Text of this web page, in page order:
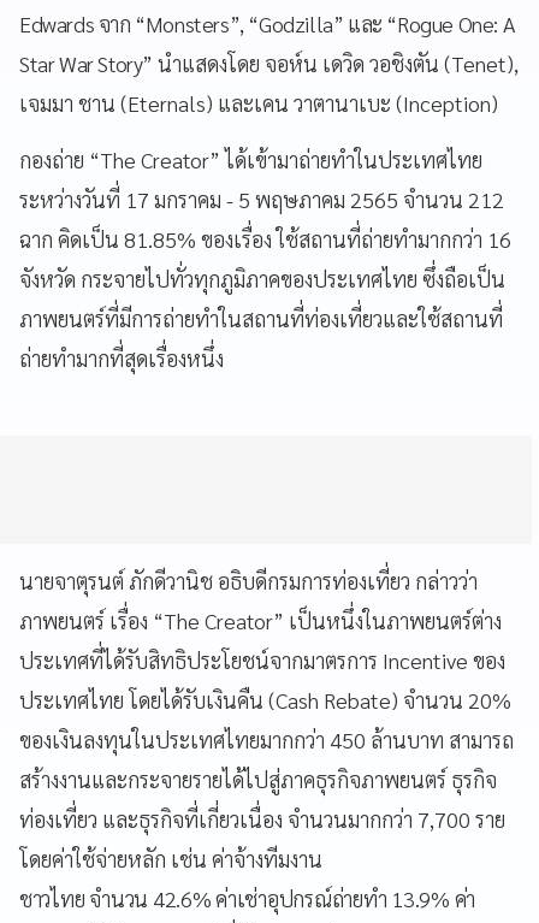
Edwards จาก “Monsters”, “Godzilla” และ “Rogue One: A
Star War Story” นำแสดงโดย จอห์น เดวิด วอชิงตัน (Tenet),
เจมมา ชาน (Eternals) และเคน วาตานาเบะ (Inception)
กองถ่าย “The Creator” ได้เข้ามาถ่ายทำในประเทศไทย
ระหว่างวันที่ 17 มกราคม - 5 พฤษภาคม 2565 จำนวน 212
ฉาก คิดเป็น 81.85% ของเรื่อง ใช้สถานที่ถ่ายทำมากกว่า 16
จังหวัด กระจายไปทั่วทุกภูมิภาคของประเทศไทย ซึ่งถือเป็น
ภาพยนตร์ที่มีการถ่ายทำในสถานที่ท่องเที่ยวและใช้สถานที่
ถ่ายทำมากที่สุดเรื่องหนึ่ง
นายจาตุรนต์ ภักดีวานิช อธิบดีกรมการท่องเที่ยว กล่าวว่า
ภาพยนตร์ เรื่อง “The Creator” เป็นหนึ่งในภาพยนตร์ต่าง
ประเทศที่ได้รับสิทธิประโยชน์จากมาตรการ Incentive ของ
ประเทศไทย โดยได้รับเงินคืน (Cash Rebate) จำนวน 20%
ของเงินลงทุนในประเทศไทยมากกว่า 450 ล้านบาท สามารถ
สร้างงานและกระจายรายได้ไปสู่ภาคธุรกิจภาพยนตร์ ธุรกิจ
ท่องเที่ยว และธุรกิจที่เกี่ยวเนื่อง จำนวนมากกว่า 7,700 ราย
โดยค่าใช้จ่ายหลัก เช่น ค่าจ้างทีมงาน
ชาวไทย จำนวน 42.6% ค่าเช่าอุปกรณ์ถ่ายทำ 13.9% ค่า